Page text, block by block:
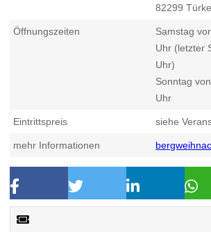
82299
Öffnungszeiten
Samstag
Uhr (letzter
Uhr)
Sonntag
Uhr
Eintrittspreis siehe
mehr Informationen